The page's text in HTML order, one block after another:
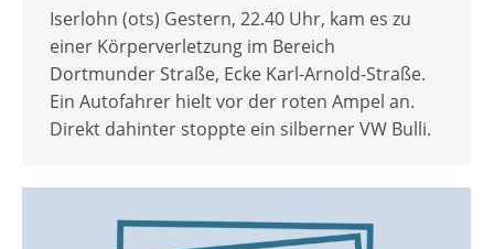
Iserlohn (ots) Gestern, 22.40 Uhr, kam es zu
einer Körperverletzung im Bereich
Dortmunder Straße, Ecke Karl-Arnold-Straße.
Ein Autofahrer hielt vor der roten Ampel an.
Direkt dahinter stoppte ein silberner VW Bulli.